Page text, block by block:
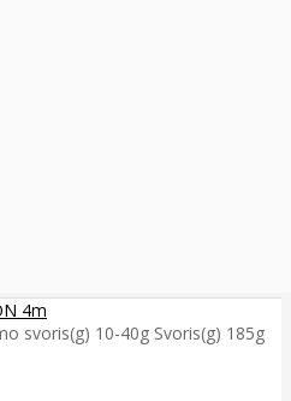
4m
svoris(g) 10-40g Svoris(g) 185g